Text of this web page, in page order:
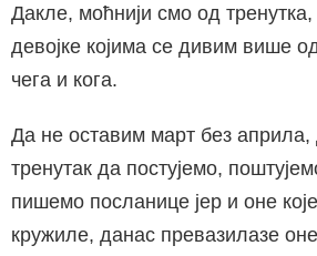
Дакле, моћнији смо од
девојке којима се дивим више
чега и кога.
Да не оставим март без априла,
тренутак да постујемо,
пишемо посланице јер и оне
кружиле, данас превазилазе